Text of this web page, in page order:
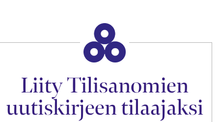
Liity Tilisanomien
uutiskirjeen tilaajaksi